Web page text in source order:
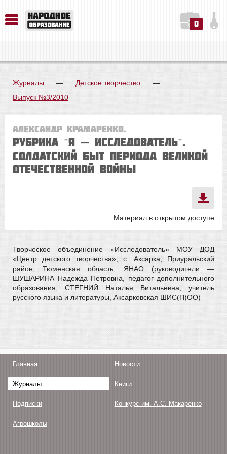
0
Журналы — Детское творчество
—
Выпуск №3/2010
Александр КРАМАРЕНКО.
Рубрика "Я — ИССЛЕДОВАТЕЛЬ".
СОЛДАТСКИЙ БЫТ периода Великой
Отечественной войны
Материал в открытом доступе
Творческое объединение «Исследователь» МОУ ДОД
«Центр детского творчества», с. Аксарка, Приуральский
район, Тюменская область, ЯНАО (руководители —
ШУШАРИНА Надежда Петровна, педагог дополнительного
образования, СТЕГНИЙ Наталья Витальевна, учитель
русского языка и литературы, Аксарковская ШИС(П)ОО)
Главная Новости
Журналы Книги
Подписки Конкурс им. А.С. Макаренко
Агрошколы